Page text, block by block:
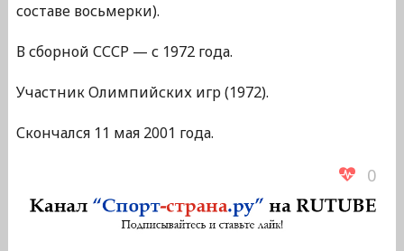
составе восьмерки).
В сборной СССР — с 1972 года.
Участник Олимпийских игр (1972).
Скончался 11 мая 2001 года.
0